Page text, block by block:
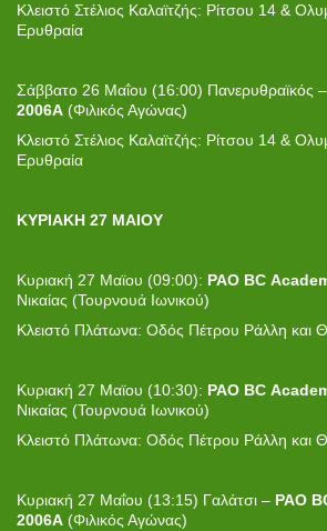
Κλειστό Στέλιος Καλαϊτζής: Ρίτσου 14 &
Ερυθραία
Σάββατο 26 Μαΐου (16:00) Πανερυθραϊκός –
2006A (Φιλικός Αγώνας)
Κλειστό Στέλιος Καλαϊτζής: Ρίτσου 14 &
Ερυθραία
ΚΥΡΙΑΚΗ 27 ΜΑΙΟΥ
Κυριακή 27 Μαϊου (09:00): PAO BC
Νικαίας (Τουρνουά Ιωνικού)
Κλειστό Πλάτωνα: Οδός Πέτρου Ράλλη και
Κυριακή 27 Μαϊου (10:30): PAO BC
Νικαίας (Τουρνουά Ιωνικού)
Κλειστό Πλάτωνα: Οδός Πέτρου Ράλλη και
Κυριακή 27 Μαΐου (13:15) Γαλάτσι – PAO
2006A (Φιλικός Αγώνας)